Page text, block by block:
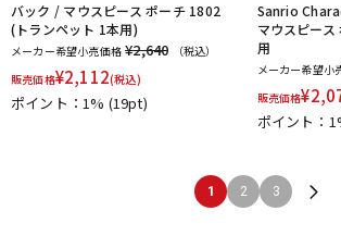
バック / マウスピース ポーチ 1802
(トランペット 1本用)
メーカー希望小売価格 ¥2,640
（税込）
販売価格¥2,112(税込)
ポイント：1% (19pt)
Sanrio
マウスピー
用
メーカー希望小
販売価格¥
ポイント：
1 2 3